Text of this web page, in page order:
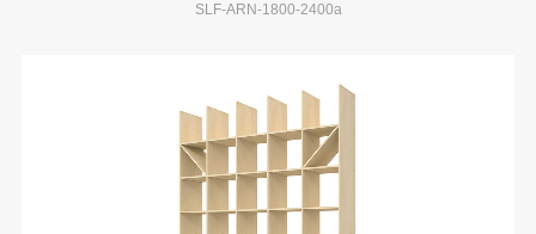
SLF-ARN-1800-2400a